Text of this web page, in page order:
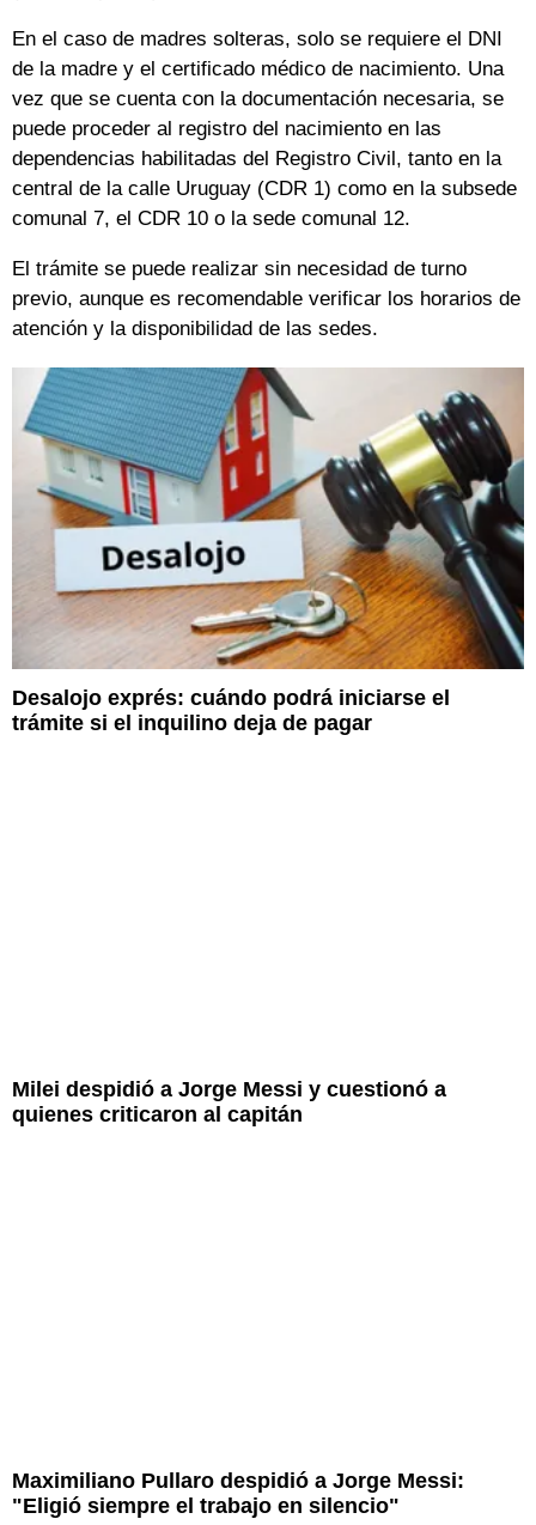
En el caso de madres solteras, solo se requiere el DNI
de la madre y el certificado médico de nacimiento. Una
vez que se cuenta con la documentación necesaria, se
puede proceder al registro del nacimiento en las
dependencias habilitadas del Registro Civil, tanto en la
central de la calle Uruguay (CDR 1) como en la subsede
comunal 7, el CDR 10 o la sede comunal 12.
El trámite se puede realizar sin necesidad de turno
previo, aunque es recomendable verificar los horarios de
atención y la disponibilidad de las sedes.
Desalojo exprés: cuándo podrá iniciarse el
trámite si el inquilino deja de pagar
Milei despidió a Jorge Messi y cuestionó a
quienes criticaron al capitán
Maximiliano Pullaro despidió a Jorge Messi:
"Eligió siempre el trabajo en silencio"